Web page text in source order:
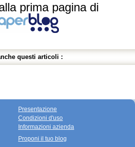
prima pagina di
questi articoli :
Presentazione
Condizioni d'uso
Informazioni azienda
Proponi il tuo blog